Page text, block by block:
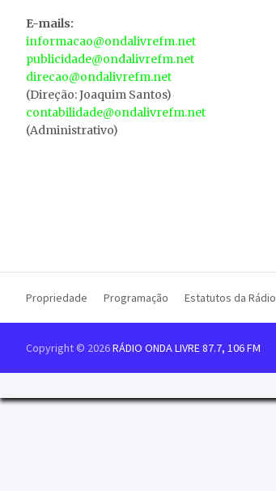
E-mails:
informacao@ondalivrefm.net
publicidade@ondalivrefm.net
direcao@ondalivrefm.net
(Direção: Joaquim Santos)
contabilidade@ondalivrefm.net
(Administrativo)
Propriedade Programação Estatutos da Rádio
Copyright © 2026RÁDIO ONDA LIVRE 87.7, 106 FM